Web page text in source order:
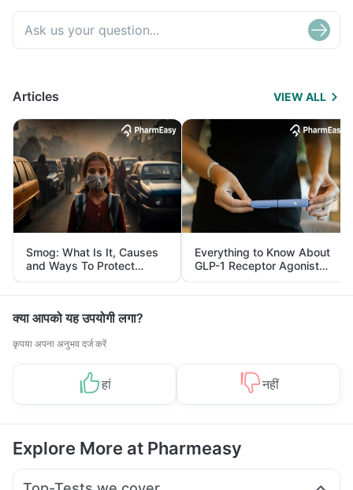
Articles VIEW ALL
Smog: What Is It, Causes
and Ways To Protect
Yourself From It
Everything to Know About
GLP-1 Receptor Agonist
and Its Role in Weight
Management
क्या आपको यह उपयोगी लगा?
कृपया अपना अनुभव दर्ज करें
हां नहीं
Explore More at Pharmeasy